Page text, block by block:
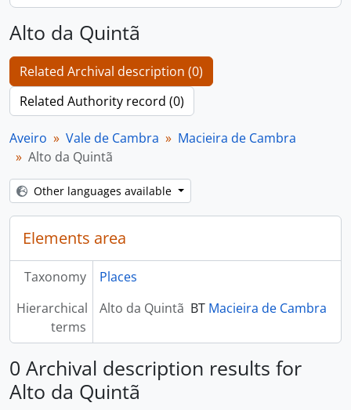
Alto da Quintã
Related Archival description (0)
Related Authority record (0)
Aveiro Vale de Cambra
Macieira de Cambra
Alto da Quintã
Other languages available
Elements area
Taxonomy
Places
Hierarchical
terms
Alto da Quintã BT Macieira de Cambra
0 Archival description results for
Alto da Quintã